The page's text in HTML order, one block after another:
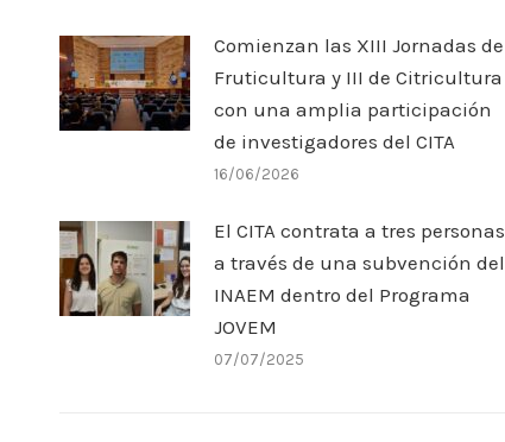
Comienzan las XIII Jornadas de
Fruticultura y III de Citricultura
con una amplia participación
de investigadores del CITA
16/06/2026
El CITA contrata a tres personas
a través de una subvención del
INAEM dentro del Programa
JOVEM
07/07/2025